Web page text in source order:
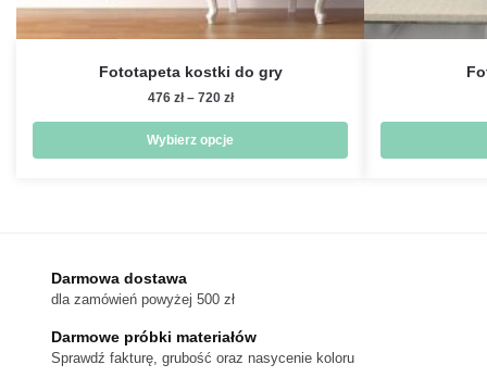
Fototapeta kostki do gry
476 zł – 720 złZakres
od
476 zł
Wybierz opcje
Opcje
można
wybrać
Darmowa dostawa
dla zamówień powyżej 500 zł
Darmowe próbki materiałów
Sprawdź fakturę, grubość oraz nasycenie koloru